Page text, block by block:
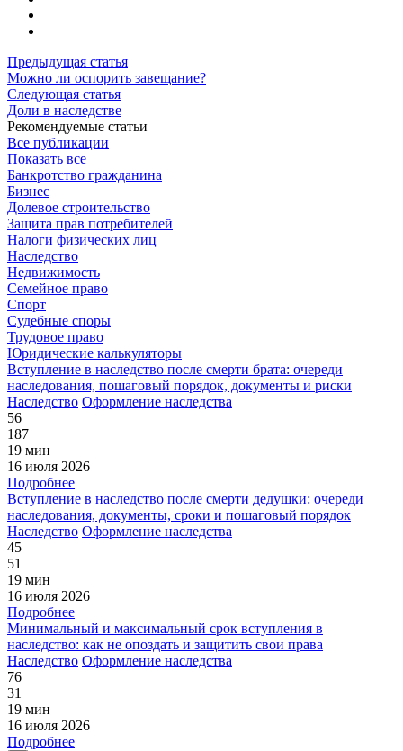
Предыдущая статья
Можно ли оспорить завещание?
Следующая статья
Доли в наследстве
Рекомендуемые статьи
Все публикации
Показать все
Банкротство гражданина
Бизнес
Долевое строительство
Защита прав потребителей
Налоги физических лиц
Наследство
Недвижимость
Семейное право
Спорт
Судебные споры
Трудовое право
Юридические калькуляторы
Вступление в наследство после смерти брата: очереди
наследования, пошаговый порядок, документы и риски
Наследство Оформление наследства
56
187
19 мин
16 июля 2026
Подробнее
Вступление в наследство после смерти дедушки: очереди
наследования, документы, сроки и пошаговый порядок
Наследство Оформление наследства
45
51
19 мин
16 июля 2026
Подробнее
Минимальный и максимальный срок вступления в
наследство: как не опоздать и защитить свои права
Наследство Оформление наследства
76
31
19 мин
16 июля 2026
Подробнее